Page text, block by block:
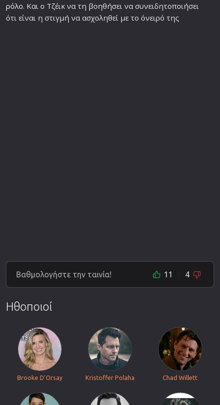
ρόλο. Και ο Τζέικ να τη βοηθήσει να συνειδητοποιήσει
ότι είναι η στιγμή να ασχοληθεί με το όνειρό της
Βαθμολογήστε την ταινία! 11 4
Ηθοποιοί
Brooke D'Orsay Kristoffer Polaha Chad Willett